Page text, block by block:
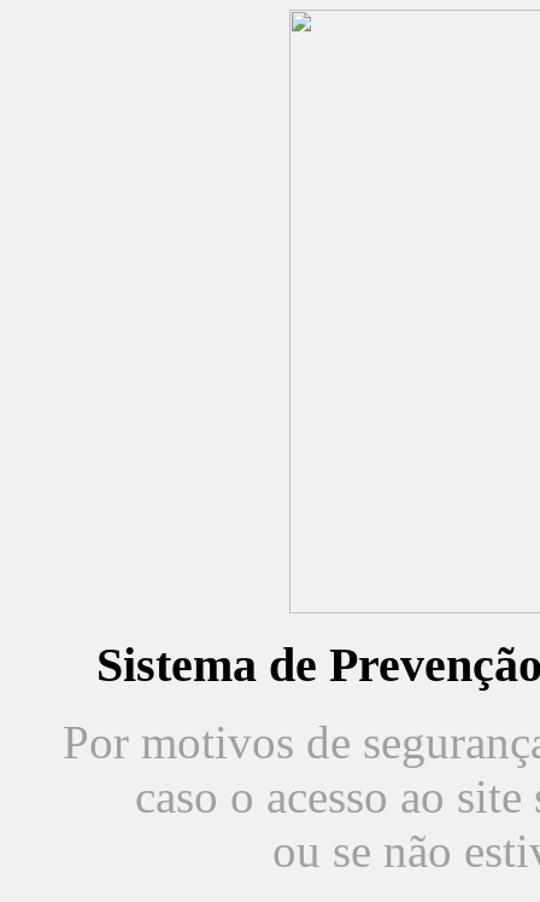
Sistema de
Por motivos de
caso o acesso ao
ou se não